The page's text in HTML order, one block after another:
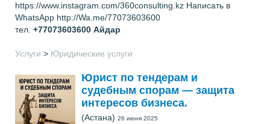
https://www.instagram.com/360consulting.kz Написать в
WhatsApp http://Wa.me/77073603600
тел. +77073603600 Айдар
Услуги > Юридические услуги
Юрист по тендерам и
судебным спорам — защита
интересов бизнеса.
(Астана) 26 июня 2025